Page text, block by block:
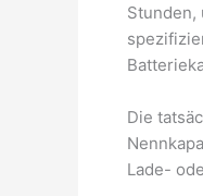
Stunden,
Die
Lade-